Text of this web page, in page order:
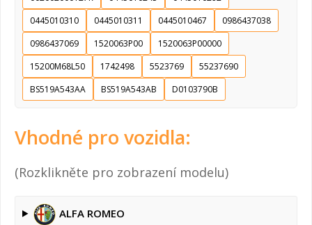
0445010310
0445010311 0445010467
0986437038
0986437069
1520063P00
1520063P00000
15200M68L50
1742498 5523769
55237690
BS519A543AA
BS519A543AB D0103790B
Vhodné pro vozidla:
(Rozklikněte pro zobrazení modelu)
ALFA ROMEO